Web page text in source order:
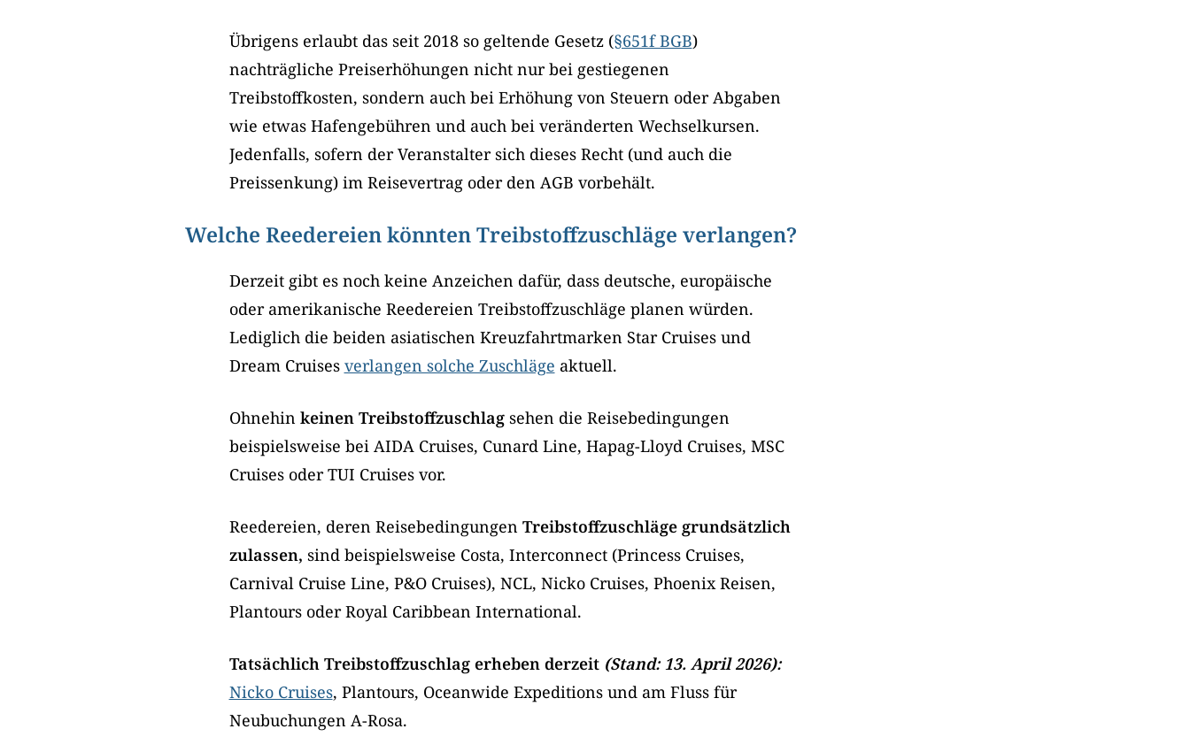
Übrigens erlaubt das seit 2018 so geltende Gesetz (§651f BGB)
nachträgliche Preiserhöhungen nicht nur bei gestiegenen
Treibstoffkosten, sondern auch bei Erhöhung von Steuern oder Abgaben
wie etwas Hafengebühren und auch bei veränderten Wechselkursen.
Jedenfalls, sofern der Veranstalter sich dieses Recht (und auch die
Preissenkung) im Reisevertrag oder den AGB vorbehält.
Welche Reedereien könnten Treibstoffzuschläge verlangen?
Derzeit gibt es noch keine Anzeichen dafür, dass deutsche, europäische
oder amerikanische Reedereien Treibstoffzuschläge planen würden.
Lediglich die beiden asiatischen Kreuzfahrtmarken Star Cruises und
Dream Cruises verlangen solche Zuschläge aktuell.
Ohnehin keinen Treibstoffzuschlagsehen die Reisebedingungen
beispielsweise bei AIDA Cruises, Cunard Line, Hapag-Lloyd Cruises, MSC
Cruises oder TUI Cruises vor.
Reedereien, deren Reisebedingungen Treibstoffzuschläge grundsätzlich
zulassen, sind beispielsweise Costa, Interconnect (Princess Cruises,
Carnival Cruise Line, P&O Cruises), NCL, Nicko Cruises, Phoenix Reisen,
Plantours oder Royal Caribbean International.
Tatsächlich Treibstoffzuschlag erheben derzeit (Stand: 13. April 2026):
Nicko Cruises, Plantours, Oceanwide Expeditions und am Fluss für
Neubuchungen A-Rosa.